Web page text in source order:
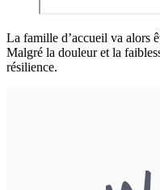
La famille d’accueil va alors
Malgré la douleur et la
résilience.